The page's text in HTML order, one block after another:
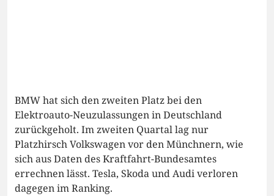
BMW hat sich den zweiten Platz bei den
Elektroauto-Neuzulassungen in Deutschland
zurückgeholt. Im zweiten Quartal lag nur
Platzhirsch Volkswagen vor den Münchnern, wie
sich aus Daten des Kraftfahrt-Bundesamtes
errechnen lässt. Tesla, Skoda und Audi verloren
dagegen im Ranking.